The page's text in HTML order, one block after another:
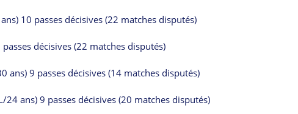
10 passes décisives (22 matches disputés)
décisives (22 matches disputés)
ans) 9 passes décisives (14 matches disputés)
ans) 9 passes décisives (20 matches disputés)